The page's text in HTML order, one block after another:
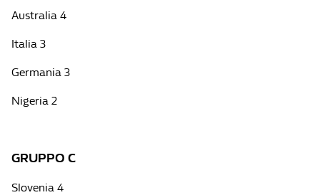
Australia 4
Italia 3
Germania 3
Nigeria 2
GRUPPO C
Slovenia 4